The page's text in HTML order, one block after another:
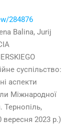
284876
Balina, Jurij
суспільство:
аспекти
Міжнародної
Тернопіль,
вересня 2023 р.)